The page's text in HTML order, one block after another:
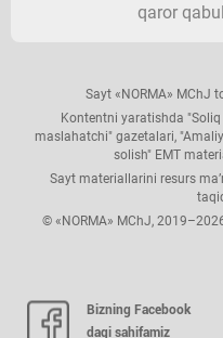
qaror
Sayt «NORMA» MChJ
Kontentni yaratishda
maslahatchi" gazetalari,
solish" EMT
Sayt materiallarini resurs
© «NORMA» MChJ,
Bizning Facebook
dagi sahifamiz